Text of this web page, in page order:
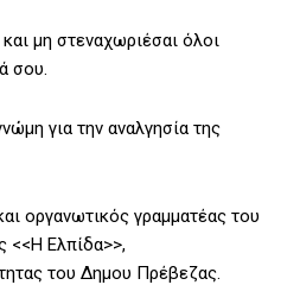
μη στεναχωριέσαι όλοι
σου.
για την αναλγησία της
οργανωτικός γραμματέας του
<<Η Ελπίδα>>,
του Δημου Πρέβεζας.